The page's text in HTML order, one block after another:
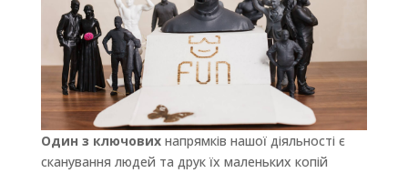
Один з ключовихнапрямків нашої діяльності є
сканування людей та друк їх маленьких копій